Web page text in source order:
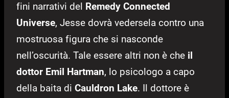
fini narrativi del Remedy Connected
Universe, Jesse dovrà vedersela contro una
mostruosa figura che si nasconde
nell’oscurità. Tale essere altri non è che il
dottor Emil Hartman, lo psicologo a capo
della baita di Cauldron Lake. Il dottore è